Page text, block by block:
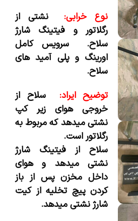
نوع خرابی:
نشتی از
رگلاتور و فیتینگ شارژ
سلاح. سرویس کامل
اورینگ و پلی آمید های
سلاح.
توضیح ایراد:سلاح از
خروجی هوای زیر کپ
نشتی میدهد که مربوط به
رگلاتور است.
سلاح از فیتینگ شارژ
نشتی میدهد و هوای
داخل مخزن پس از باز
کردن پیچ تخلیه از کیت
شارژ نشتی میدهد.